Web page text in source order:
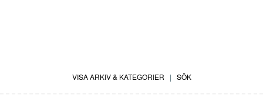
VISA ARKIV & KATEGORIER | SÖK